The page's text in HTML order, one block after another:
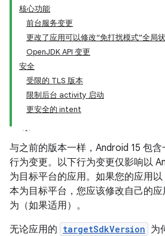
核心功能
前台服务变更
更改了应用可以修改“免打扰模式”全局
OpenJDK API 变更
安全
受限的 TLS 版本
限制后台 activity 启动
更安全的 intent
与之前的版本一样，Android 15 包
行为变更。以下行为变更仅影响以
为目标平台的应用。如果您的应用
本为目标平台，您应该修改自己的
为（如果适用）。
无论应用的 targetSdkVersion 为